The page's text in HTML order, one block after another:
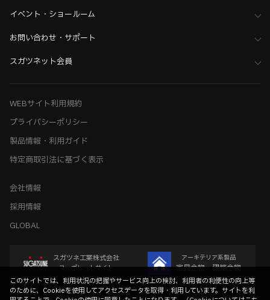
イベント・ショールーム
お問い合わせ・サポート
スガツネット会員
WEBサイト利用規約
プライバシーポリシー
製品情報・利用ガイド
特定商取引法に基づく表示
会社情報
採用情報
GLOBAL
スガツネ工業株式会社
コーポレートサイト
アーキテリア系製品
家具金物・建築金物
このサイトでは、利用状況の把握やサービス向上の検討、利用者の利便性の向上等
のために、Cookieを使用してアクセスデータを取得・利用しています。サイトを利